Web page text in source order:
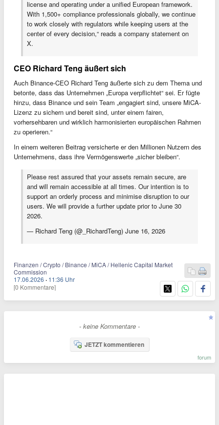
license and operating under a unified European framework.
With 1,500+ compliance professionals globally, we continue
to work closely with regulators while keeping users at the
center of every decision,“ reads a company statement on
X.
CEO Richard Teng äußert sich
Auch Binance-CEO Richard Teng äußerte sich zu dem Thema und
betonte, dass das Unternehmen „Europa verpflichtet“ sei. Er fügte
hinzu, dass Binance und sein Team „engagiert sind, unsere MiCA-
Lizenz zu sichern und bereit sind, unter einem fairen,
vorhersehbaren und wirklich harmonisierten europäischen Rahmen
zu operieren.“
In einem weiteren Beitrag versicherte er den Millionen Nutzern des
Unternehmens, dass ihre Vermögenswerte „sicher bleiben“.
Please rest assured that your assets remain secure, are
and will remain accessible at all times. Our intention is to
support an orderly process and minimise disruption to our
users. We will provide a further update prior to June 30
2026.
— Richard Teng (@_RichardTeng) June 16, 2026
Finanzen / Crypto / Binance / MiCA / Hellenic Capital Market
Commission
17.06.2026 · 11:36 Uhr
[0 Kommentare]
- keine Kommentare -
JETZT kommentieren
forum